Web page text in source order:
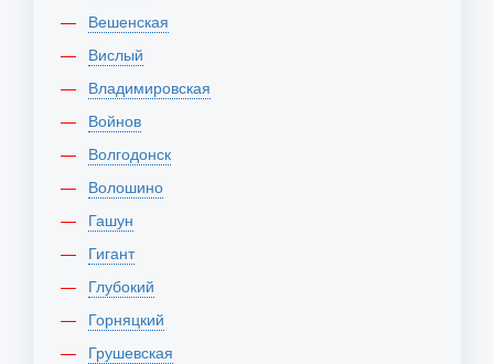
Вешенская
Вислый
Владимировская
Войнов
Волгодонск
Волошино
Гашун
Гигант
Глубокий
Горняцкий
Грушевская